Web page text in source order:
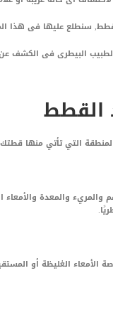
سنطلع عليها فى هذا
البيطرى فى الكشف
القطط
التي تأتي منها قطتك
والمعدة والأمعاء
الغليظة أو